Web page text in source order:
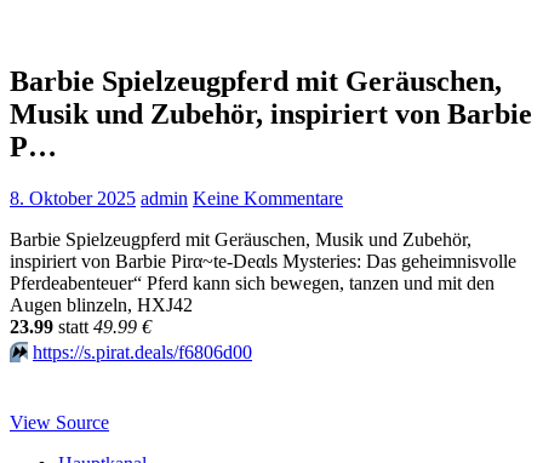
Barbie Spielzeugpferd mit Geräuschen,
Musik und Zubehör, inspiriert von Barbie
P…
8. Oktober 2025 admin Keine Kommentare
Barbie Spielzeugpferd mit Geräuschen, Musik und Zubehör,
inspiriert von Barbie Pirα~tе-Dеαls Mysteries: Das geheimnisvolle
Pferdeabenteuer“ Pferd kann sich bewegen, tanzen und mit den
Augen blinzeln, HXJ42
23.99 statt 49.99 €
⏩️ https://s.pirat.deals/f6806d00
View Source